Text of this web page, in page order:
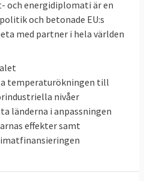
bindande
EU-mål
energianvändningen,
och energidiplomati är en
och betonade EU:s
med partner i hela världen
temperaturökningen till
nivåer
länderna i anpassningen
effekter samt